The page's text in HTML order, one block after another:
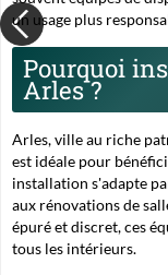
un usage plus
Pourquoi
Arles ?
Arles, ville au riche
est idéale pour
installation s'adapte
aux rénovations de
épuré et discret, ces
tous les intérieurs.